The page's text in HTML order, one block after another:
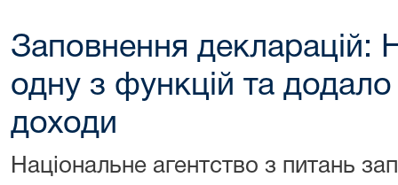
Заповнення декларацій:
одну з функцій та
доходи
Національне агентство з питань